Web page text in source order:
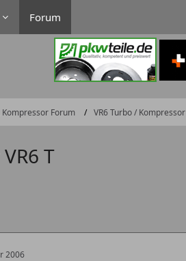
Forum
Kompressor Forum VR6 Turbo / Kompressor
T
2006